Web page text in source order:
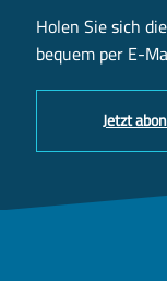
Holen Sie sich
bequem per E-
Jetzt